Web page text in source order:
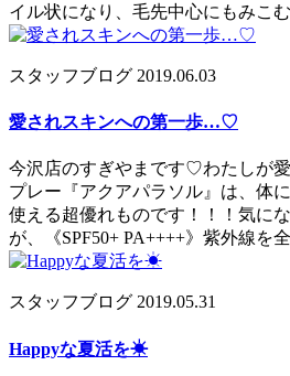
イル状になり、毛先中心にもみこ
スタッフブログ 2019.06.03
愛されスキンへの第一歩…♡
今沢店のすぎやまです♡わたしが
プレー『アクアパラソル』は、体
使える超優れものです！！！気に
が、《SPF50+ PA++++》紫外線
スタッフブログ 2019.05.31
Happyな夏活を☀